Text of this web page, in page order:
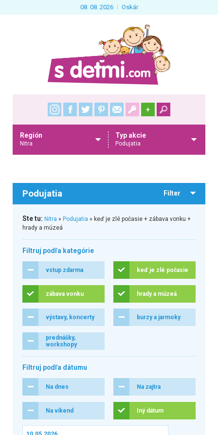
08. 08. 2026 Oskár
+
Región
Nitra
Typ akcie
Podujatia
Podujatia Filter
Ste tu: Nitra » Podujatia » keď je zlé počasie + zábava vonku +
hrady a múzeá
Filtruj podľa kategórie
vstup zdarma keď je zlé počasie
zábava vonku hrady a múzeá
výstavy, koncerty burzy a jarmoky
prednášky,
workshopy
Filtruj podľa dátumu
Na dnes Na zajtra
Na víkend Iný dátum